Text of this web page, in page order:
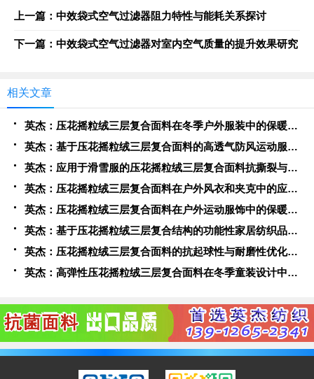
上一篇：中效袋式空气过滤器阻力特性与能耗关系探讨
下一篇：中效袋式空气过滤器对室内空气质量的提升效果研究
相关文章
英杰：压花摇粒绒三层复合面料在冬季户外服装中的保暖性能优化研究
英杰：基于压花摇粒绒三层复合面料的高透气防风运动服饰开发
英杰：应用于滑雪服的压花摇粒绒三层复合面料抗撕裂与耐磨性提升技术
英杰：压花摇粒绒三层复合面料在户外风衣和夹克中的应用与性能
英杰：压花摇粒绒三层复合面料在户外运动服饰中的保暖与透气性能研究
英杰：基于压花摇粒绒三层复合结构的功能性家居纺织品开发与应用
英杰：压花摇粒绒三层复合面料的抗起球性与耐磨性优化技术分析
英杰：高弹性压花摇粒绒三层复合面料在冬季童装设计中的应用实践